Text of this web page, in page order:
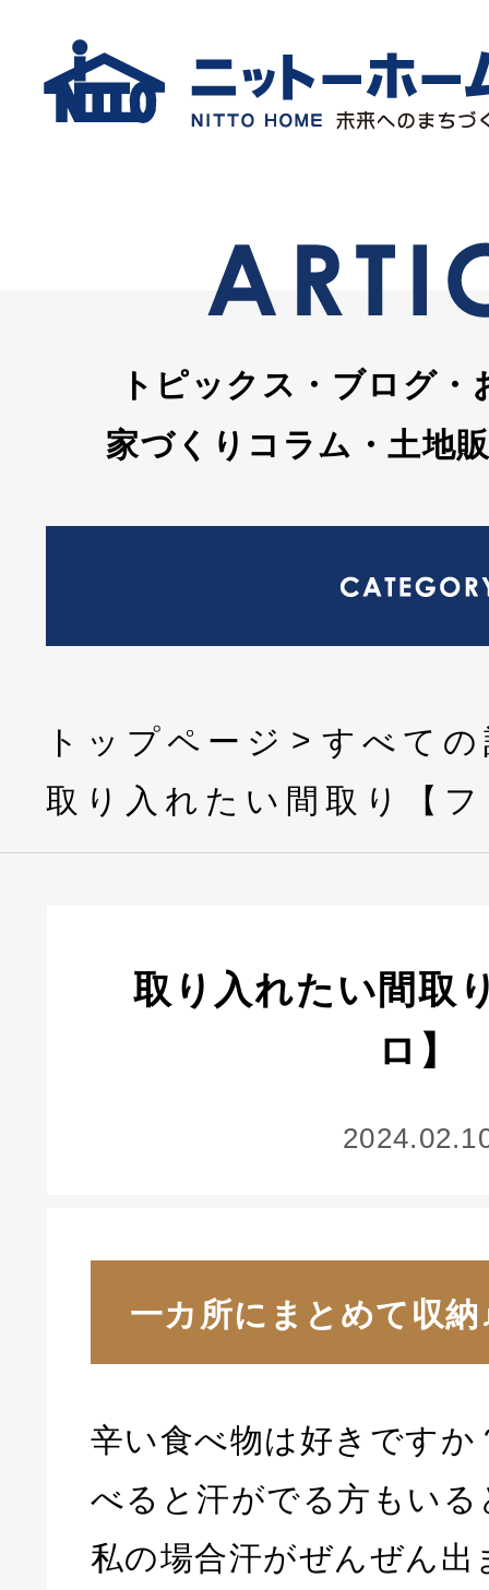
トピックス・ブログ・
家づくりコラム・土地
トップページ
すべて
取り入れたい間取り【
取り入れたい間取
ロ】
一カ所にまとめて収納
辛い食べ物は好きですか
べると汗がでる方もい
私の場合汗がぜんぜん出